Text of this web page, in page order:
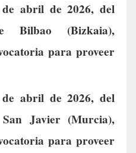
abril de 2026, del
Bilbao (Bizkaia),
para proveer
abril de 2026, del
Javier (Murcia),
para proveer